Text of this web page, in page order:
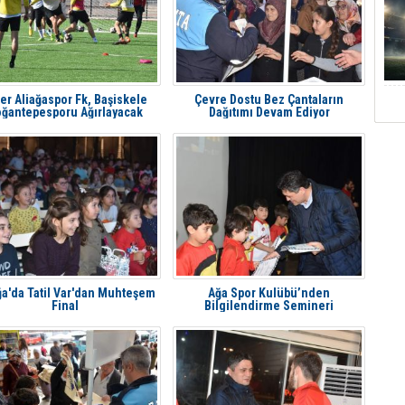
Aliağaspor Fk, Başiskele
Ağırlayacak
Çevre Dostu Bez Çantaların
Dağıtımı Devam Ediyor
Tatil Var'dan Muhteşem
Final
Ağa Spor Kulübü’nden
Bilgilendirme Semineri